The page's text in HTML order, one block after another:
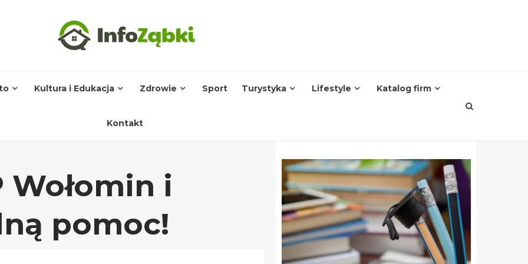
Kultura i Edukacja Zdrowie Sport Turystyka Lifestyle Katalog firm
Kontakt
Wołomin i
pomoc!